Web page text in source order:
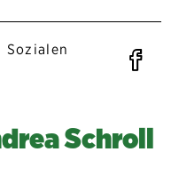
Sozialen
Schroll